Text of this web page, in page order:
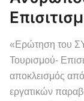
«Ερώτηση του
Τουρισμού-
αποκλεισμός
εργατικών